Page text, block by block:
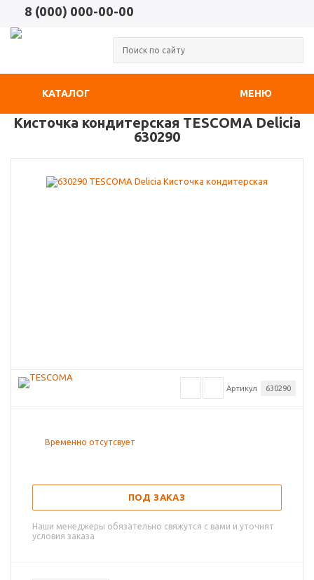
8 (000) 000-00-00
КАТАЛОГ МЕНЮ
Кисточка кондитерская TESCOMA Delicia
630290
Артикул 630290
Временно отсутсвует
ПОД ЗАКАЗ
Наши менеджеры обязательно свяжутся с вами и уточнят
условия заказа